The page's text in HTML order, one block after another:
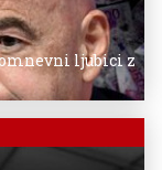
ljubici z